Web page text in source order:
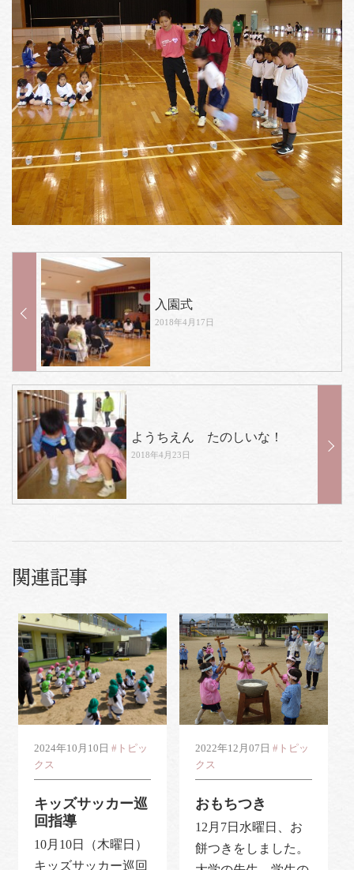
入園式
2018年4月17日
ようちえん たのしいな！
2018年4月23日
関連記事
2024年10月10日 #トピッ
クス
キッズサッカー巡
回指導
10月10日（木曜日）
キッズサッカー巡回
2022年12月07日#トピッ
クス
おもちつき
12月7日水曜日、お
餅つきをしました。